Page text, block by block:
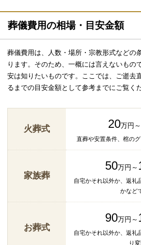
葬儀費用の相場・目安金額
葬儀費用は、人数・場所・宗教形式などの
ります。そのため、一概には言えないもの
安は知りたいものです。ここでは、ご逝去
るまでの目安金額として参考までにご覧く
火葬式 20万円～
直葬や安置条件、棺の
家族葬
50万円～
自宅かそれ以外か、返礼
かなど
お葬式
90万円～
自宅かそれ以外か、返礼
り